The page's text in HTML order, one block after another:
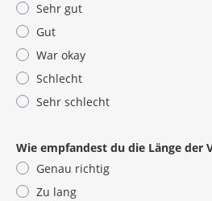
Sehr gut
Gut
War okay
Schlecht
Sehr schlecht
Wie empfandest du die Länge der
Genau richtig
Zu lang